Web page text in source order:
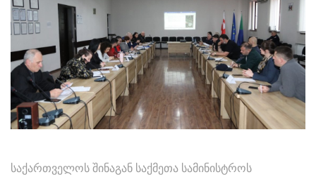
საქართველოს შინაგან საქმეთა სამინისტროს